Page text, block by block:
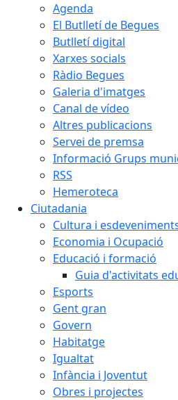
Agenda
El Butlletí de Begues
Butlletí digital
Xarxes socials
Ràdio Begues
Galeria d'imatges
Canal de vídeo
Altres publicacions
Servei de premsa
Informació Grups
RSS
Hemeroteca
Ciutadania
Cultura i
Economia i Ocupació
Educació i formació
Guia d'activitats
Esports
Gent gran
Govern
Habitatge
Igualtat
Infància i Joventut
Obres i projectes